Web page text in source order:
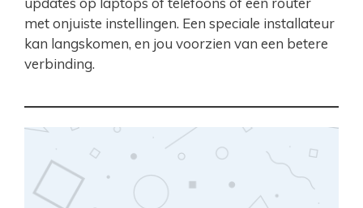
met onjuiste instellingen. Een speciale installateur
kan langskomen, en jou voorzien van een betere
verbinding.